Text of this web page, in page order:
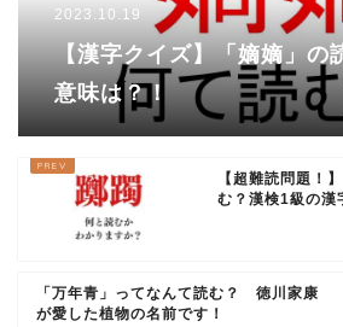
2023.10.19
【漢字クイズ】「嫡嫡」の
意味は？！
【超難読問題！
む？漢検1級の漢
「万年青」ってなんて読む？ 徳川家康
が愛した植物の名前です！